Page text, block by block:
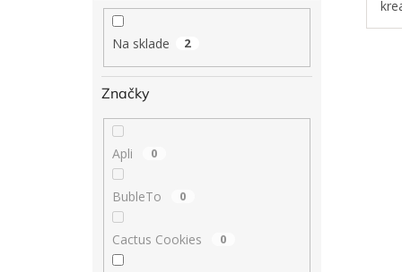
Na sklade 2
Značky
Apli 0
BubleTo 0
Cactus Cookies 0